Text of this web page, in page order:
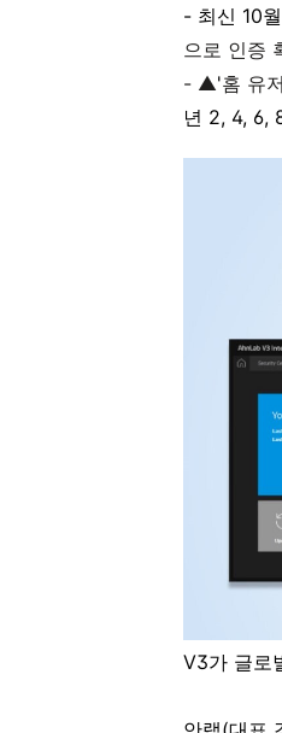
- 최신 10
으로 인증
- ▲'홈 유저
년 2, 4, 6,
V3가 글로